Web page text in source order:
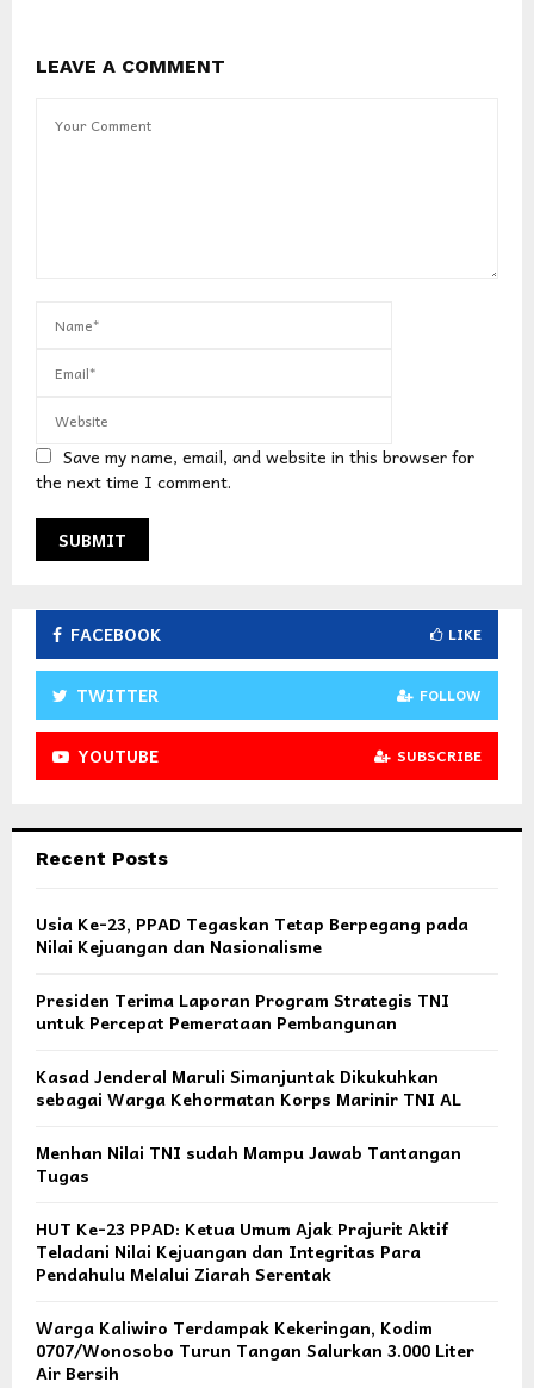
LEAVE A COMMENT
Save my name, email, and website in this browser for
the next time I comment.
FACEBOOK LIKE
TWITTER FOLLOW
YOUTUBE SUBSCRIBE
Recent Posts
Usia Ke-23, PPAD Tegaskan Tetap Berpegang pada
Nilai Kejuangan dan Nasionalisme
Presiden Terima Laporan Program Strategis TNI
untuk Percepat Pemerataan Pembangunan
Kasad Jenderal Maruli Simanjuntak Dikukuhkan
sebagai Warga Kehormatan Korps Marinir TNI AL
Menhan Nilai TNI sudah Mampu Jawab Tantangan
Tugas
HUT Ke-23 PPAD: Ketua Umum Ajak Prajurit Aktif
Teladani Nilai Kejuangan dan Integritas Para
Pendahulu Melalui Ziarah Serentak
Warga Kaliwiro Terdampak Kekeringan, Kodim
0707/Wonosobo Turun Tangan Salurkan 3.000 Liter
Air Bersih